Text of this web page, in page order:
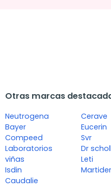
Otras marcas
Neutrogena
Bayer
Compeed
Laboratorios
viñas
Isdin
Caudalie
Cerave
Eucerin
Svr
Dr scholl
Leti